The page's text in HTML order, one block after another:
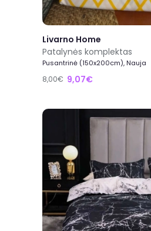
Livarno Home
Patalynės komplektas
Pusantrinė (150x200cm), Nauja
8,00€ 9,07€